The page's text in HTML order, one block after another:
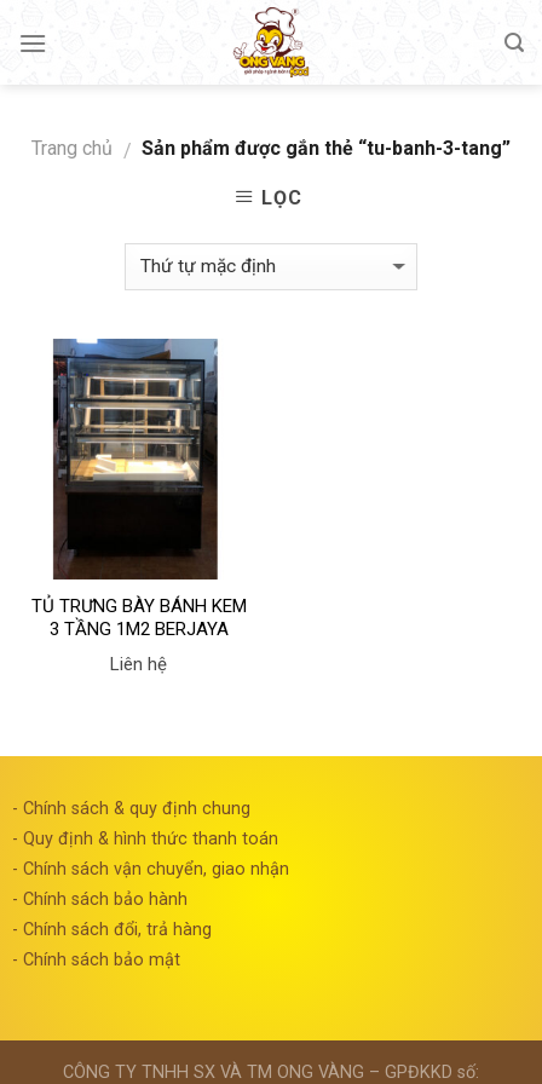
Trang chủ / Sản phẩm được gắn thẻ “tu-banh-3-tang”
LỌC
TỦ TRƯNG BÀY BÁNH KEM
3 TẦNG 1M2 BERJAYA
RCS12SB13-2FB)
Liên hệ
- Chính sách & quy định chung
- Quy định & hình thức thanh toán
- Chính sách vận chuyển, giao nhận
- Chính sách bảo hành
- Chính sách đổi, trả hàng
- Chính sách bảo mật
CÔNG TY TNHH SX VÀ TM ONG VÀNG – GPĐKKD số: